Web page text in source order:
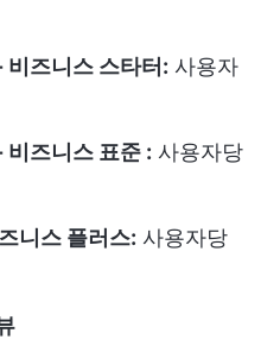
즈니스 스타터: 사용자
즈니스 표준 : 사용자당
니스 플러스: 사용자당